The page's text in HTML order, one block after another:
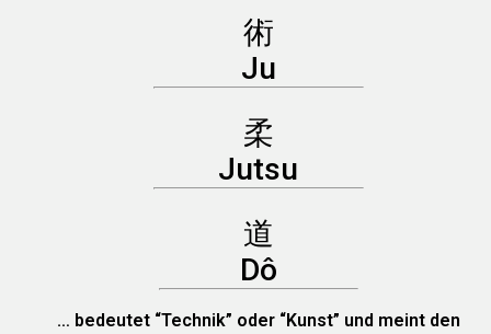
術
Ju
柔
Jutsu
道
Dô
… bedeutet “Technik” oder “Kunst” und meint den